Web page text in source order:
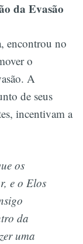
da Evasão
encontrou no
o
A
de seus
incentivam a
os
e o Elos
da
uma